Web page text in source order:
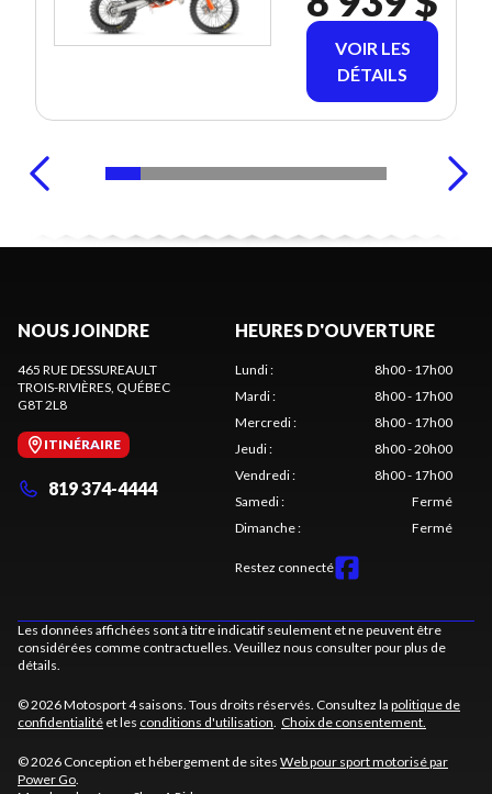
VOIR LES
DÉTAILS
NOUS JOINDRE
465 RUE DESSUREAULT
TROIS-RIVIÈRES , QUÉBEC
G8T 2L8
ITINÉRAIRE
819 374-4444
HEURES D'OUVERTURE
Lundi:
8h00 - 17h00
Mardi:
8h00 - 17h00
Mercredi:
8h00 - 17h00
Jeudi:
8h00 - 20h00
Vendredi:
8h00 - 17h00
Samedi:
Fermé
Dimanche: Fermé
Restez connecté
Les données affichées sont à titre indicatif seulement et ne peuvent être
considérées comme contractuelles. Veuillez nous consulter pour plus de
détails.
© 2026 Motosport 4 saisons. Tous droits réservés. Consultez la politique de
confidentialité et les conditions d'utilisation Choix de consentement.
© 2026 Conception et hébergement de sites Web pour sport motorisé par
Power Go